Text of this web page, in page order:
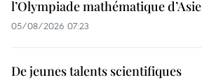
l’Olympiade mathématique d’Asie
05/08/2026 07:23
De jeunes talents scientifiques